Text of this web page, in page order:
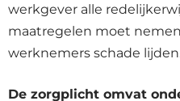
werkgever alle
maatregelen moet
werknemers schade
De zorgplicht omvat